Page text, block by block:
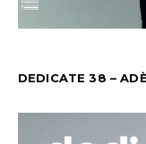
DEDICATE 38 –